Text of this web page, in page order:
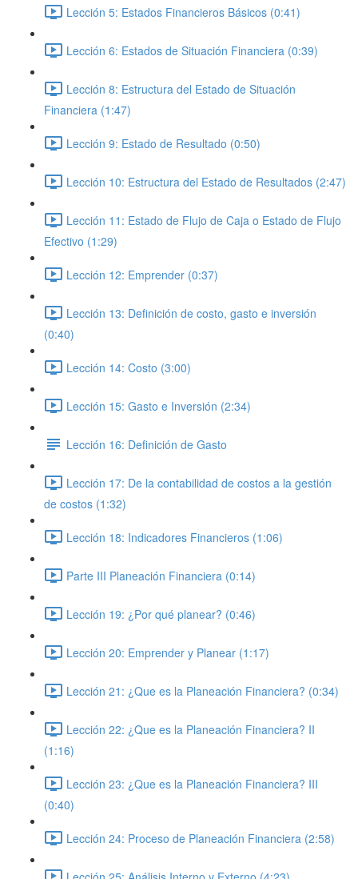
Lección 5: Estados Financieros Básicos (0:41)
Lección 6: Estados de Situación Financiera (0:39)
Lección 8: Estructura del Estado de Situación
Financiera (1:47)
Lección 9: Estado de Resultado (0:50)
Lección 10: Estructura del Estado de Resultados (2:47)
Lección 11: Estado de Flujo de Caja o Estado de Flujo
Efectivo (1:29)
Lección 12: Emprender (0:37)
Lección 13: Definición de costo, gasto e inversión
(0:40)
Lección 14: Costo (3:00)
Lección 15: Gasto e Inversión (2:34)
Lección 16: Definición de Gasto
Lección 17: De la contabilidad de costos a la gestión
de costos (1:32)
Lección 18: Indicadores Financieros (1:06)
Parte III Planeación Financiera (0:14)
Lección 19: ¿Por qué planear? (0:46)
Lección 20: Emprender y Planear (1:17)
Lección 21: ¿Que es la Planeación Financiera? (0:34)
Lección 22: ¿Que es la Planeación Financiera? II
(1:16)
Lección 23: ¿Que es la Planeación Financiera? III
(0:40)
Lección 24: Proceso de Planeación Financiera (2:58)